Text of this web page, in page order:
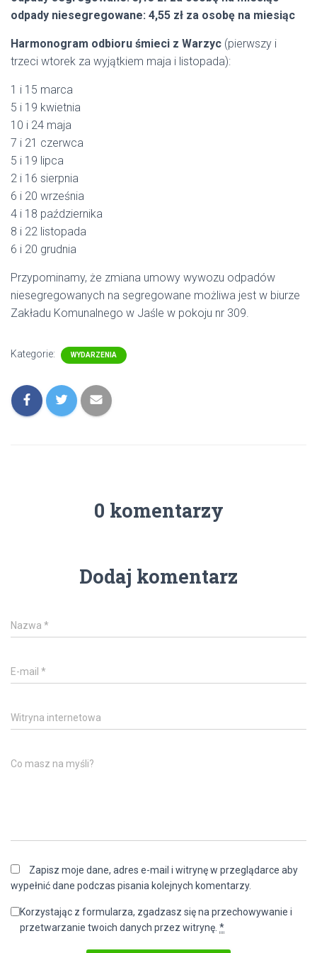
odpady niesegregowane: 4,55 zł za osobę na miesiąc
Harmonogram odbioru śmieci z Warzyc (pierwszy i
trzeci wtorek za wyjątkiem maja i listopada):
1 i 15 marca
5 i 19 kwietnia
10 i 24 maja
7 i 21 czerwca
5 i 19 lipca
2 i 16 sierpnia
6 i 20 września
4 i 18 października
8 i 22 listopada
6 i 20 grudnia
Przypominamy, że zmiana umowy wywozu odpadów
niesegregowanych na segregowane możliwa jest w biurze
Zakładu Komunalnego w Jaśle w pokoju nr 309.
Kategorie: WYDARZENIA
0 komentarzy
Dodaj komentarz
Nazwa *
E-mail *
Witryna internetowa
Co masz na myśli?
Zapisz moje dane, adres e-mail i witrynę w przeglądarce aby
wypełnić dane podczas pisania kolejnych komentarzy.
Korzystając z formularza, zgadzasz się na przechowywanie i
przetwarzanie twoich danych przez witrynę. *